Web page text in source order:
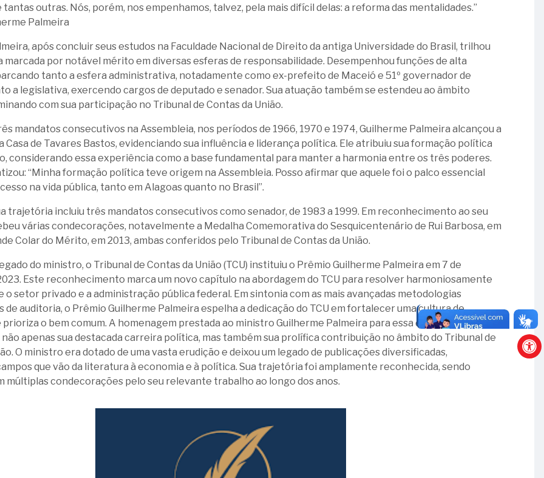
outras. Nós, porém, nos empenhamos, talvez, pela mais difícil delas: a reforma das mentalidades.”
Palmeira
após concluir seus estudos na Faculdade Nacional de Direito da antiga Universidade do Brasil, trilhou
por notável mérito em diversas esferas de responsabilidade. Desempenhou funções de alta
tanto a esfera administrativa, notadamente como ex-prefeito de Maceió e 51º governador de
a legislativa, exercendo cargos de deputado e senador. Sua atuação também se estendeu ao âmbito
com sua participação no Tribunal de Contas da União.
mandatos consecutivos na Assembleia, nos períodos de 1966, 1970 e 1974, Guilherme Palmeira alcançou a
Casa de Tavares Bastos, evidenciando sua influência e liderança política. Ele atribuiu sua formação política
considerando essa experiência como a base fundamental para manter a harmonia entre os três poderes.
“Minha formação política teve origem na Assembleia. Posso afirmar que aquele foi o palco essencial
na vida pública, tanto em Alagoas quanto no Brasil”.
trajetória incluiu três mandatos consecutivos como senador, de 1983 a 1999. Em reconhecimento ao seu
várias condecorações, notavelmente a Medalha Comemorativa do Sesquicentenário de Rui Barbosa, em
Colar do Mérito, em 2013, ambas conferidos pelo Tribunal de Contas da União.
do ministro, o Tribunal de Contas da União (TCU) instituiu o Prêmio Guilherme Palmeira em 7 de
Este reconhecimento marca um novo capítulo na abordagem do TCU para resolver harmoniosamente
o setor privado e a administração pública federal. Em sintonia com as mais avançadas metodologias
de auditoria, o Prêmio Guilherme Palmeira espelha a dedicação do TCU em fortalecer uma cultura de
o bem comum. A homenagem prestada ao ministro Guilherme Palmeira para essa distinção levou em
apenas sua destacada carreira política, mas também sua prolífica contribuição no âmbito do Tribunal de
O ministro era dotado de uma vasta erudição e deixou um legado de publicações diversificadas,
que vão da literatura à economia e à política. Sua trajetória foi amplamente reconhecida, sendo
múltiplas condecorações pelo seu relevante trabalho ao longo dos anos.